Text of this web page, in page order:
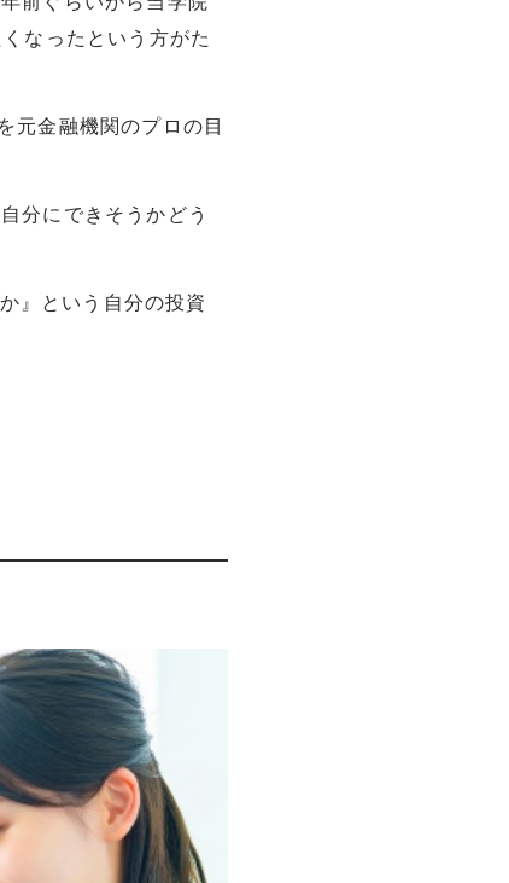
なったという方がた
元金融機関のプロの目
分にできそうかどう
』という自分の投資